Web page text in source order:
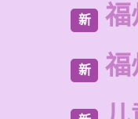
新 福
新 福